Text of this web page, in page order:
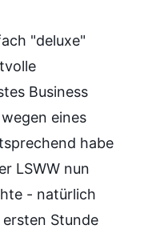
"deluxe"
Business
eines
habe
LSWW nun
- natürlich
Stunde